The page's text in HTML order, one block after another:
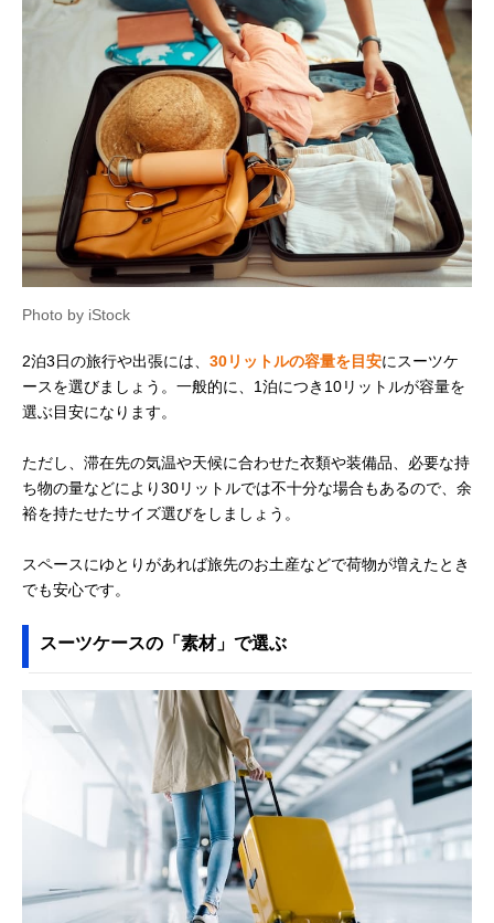
Photo by iStock
2泊3日の旅行や出張には、 30リットルの容量を目安にスーツケ
ースを選びましょう。一般的に、1泊につき10リットルが容量を
選ぶ目安になります。
ただし、滞在先の気温や天候に合わせた衣類や装備品、必要な持
ち物の量などにより30リットルでは不十分な場合もあるので、余
裕を持たせたサイズ選びをしましょう。
スペースにゆとりがあれば旅先のお土産などで荷物が増えたとき
でも安心です。
スーツケースの「素材」で選ぶ